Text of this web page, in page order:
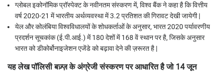
ग्लोबल इकोनॉमिक प्रॉस्पेक्ट के नवीनतम संस्करण में, विश्व बैंक ने कहा है कि वित्तीय
वर्ष 2020-21 में भारतीय अर्थव्यवस्था में 3.2 प्रतिशत की गिरावट देखी जायेगी |
येल और कोलंबिया विश्वविधालयों के शोधकर्ताओं के अनुसार, भारत 2020 पर्यावरणीय
प्रदर्शन सूचकांक (ई.पी.आई.) में 180 देशों में 168 वें स्थान पर है, जिसके अनुसार
भारतकोडीकोर्बोनाइजेशन एजेंडे को बढ़ावादेनेकीज़रूरतहै |
यह लेख पॉलिसी बज़्ज़ के अंग्रेजी संस्करण पर आधारित है जो 14 जून